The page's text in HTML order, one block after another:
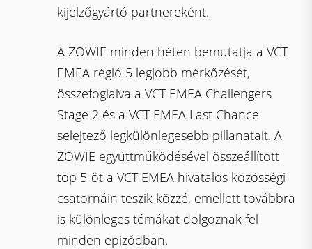
kijelzőgyártó partnereként.
A ZOWIE minden héten bemutatja a VCT
EMEA régió 5 legjobb mérkőzését,
összefoglalva a VCT EMEA Challengers
Stage 2 és a VCT EMEA Last Chance
selejtező legkülönlegesebb pillanatait. A
ZOWIE együttműködésével összeállított
top 5-öt a VCT EMEA hivatalos közösségi
csatornáin teszik közzé, emellett továbbra
is különleges témákat dolgoznak fel
minden epizódban.